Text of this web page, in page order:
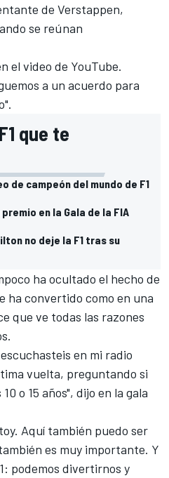
de Verstappen,
se reúnan
el video de YouTube.
a un acuerdo para
que te
campeón del mundo de F1
en la Gala de la FIA
no deje la F1 tras su
ha ocultado el hecho de
ha convertido como en una
que ve todas las razones
en mi radio
vuelta, preguntando si
o 15 años", dijo en la gala
Aquí también puedo ser
es muy importante. Y
podemos divertirnos y